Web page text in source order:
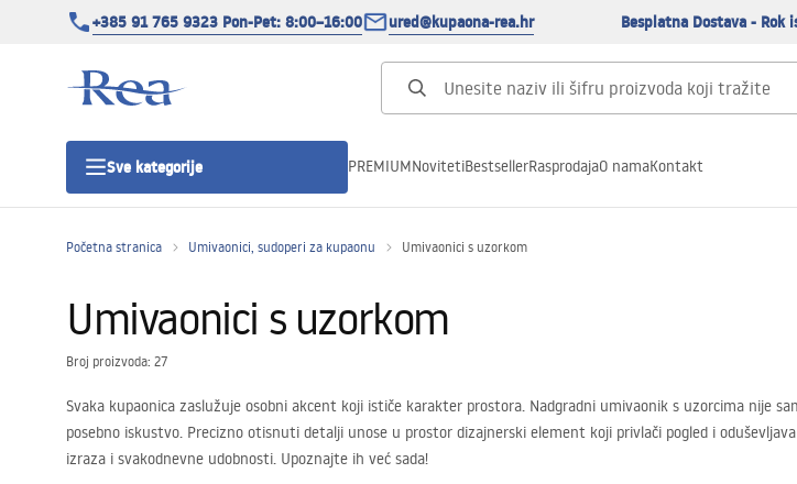
+385 91 765 9323 Pon-Pet: 8:00–16:00 ured@kupaona-rea.hr Besplatna Dostava - Rok
Sve kategorije
Tuš vrata
Tuš Kanalice
PREMIUMNovitetiBestsellerRasprodajaO namaKontakt
Početna stranica Umivaonici, sudoperi za kupaonu Umivaonici s uzorkom
Umivaonici s uzorkom
Broj proizvoda: 27
Svaka kupaonica zaslužuje osobni akcent koji ističe karakter prostora. Nadgradni umivaonik s uzorcima nije
posebno iskustvo. Precizno otisnuti detalji unose u prostor dizajnerski element koji privlači pogled i
izraza i svakodnevne udobnosti. Upoznajte ih već sada!